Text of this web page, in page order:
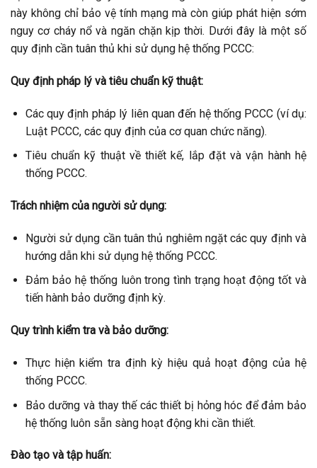
này không chỉ bảo vệ tính mạng mà còn giúp phát hiện sớm
nguy cơ cháy nổ và ngăn chặn kịp thời. Dưới đây là một số
quy định cần tuân thủ khi sử dụng hệ thống PCCC:
Quy định pháp lý và tiêu chuẩn kỹ thuật:
Các quy định pháp lý liên quan đến hệ thống PCCC (ví dụ:
Luật PCCC, các quy định của cơ quan chức năng).
Tiêu chuẩn kỹ thuật về thiết kế, lắp đặt và vận hành hệ
thống PCCC.
Trách nhiệm của người sử dụng:
Người sử dụng cần tuân thủ nghiêm ngặt các quy định và
hướng dẫn khi sử dụng hệ thống PCCC.
Đảm bảo hệ thống luôn trong tình trạng hoạt động tốt và
tiến hành bảo dưỡng định kỳ.
Quy trình kiểm tra và bảo dưỡng:
Thực hiện kiểm tra định kỳ hiệu quả hoạt động của hệ
thống PCCC.
Bảo dưỡng và thay thế các thiết bị hỏng hóc để đảm bảo
hệ thống luôn sẵn sàng hoạt động khi cần thiết.
Đào tạo và tập huấn: